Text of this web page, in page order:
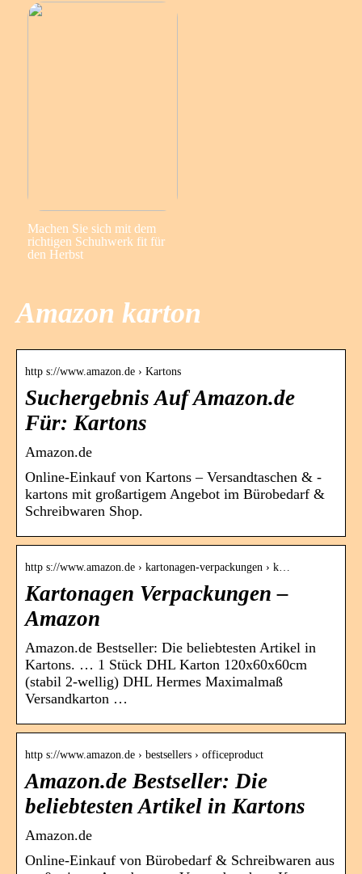
Machen Sie sich mit dem
richtigen Schuhwerk fit für
den Herbst
Amazon karton
http s://www.amazon.de › Kartons
Suchergebnis Auf Amazon.de
Für: Kartons
Amazon.de
Online-Einkauf von Kartons – Versandtaschen & -
kartons mit großartigem Angebot im Bürobedarf &
Schreibwaren Shop.
http s://www.amazon.de › kartonagen-verpackungen › k…
Kartonagen Verpackungen –
Amazon
Amazon.de Bestseller: Die beliebtesten Artikel in
Kartons. … 1 Stück DHL Karton 120x60x60cm
(stabil 2-wellig) DHL Hermes Maximalmaß
Versandkarton …
http s://www.amazon.de › bestsellers › officeproduct
Amazon.de Bestseller: Die
beliebtesten Artikel in Kartons
Amazon.de
Online-Einkauf von Bürobedarf & Schreibwaren aus